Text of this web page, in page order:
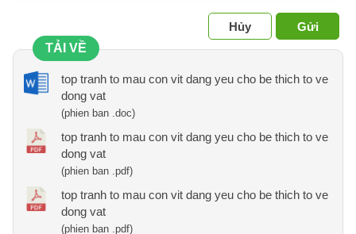
Hủy
Gửi
TẢI VỀ
top tranh to mau con vit dang yeu cho be thich to ve
dong vat
(phien ban .doc)
top tranh to mau con vit dang yeu cho be thich to ve
dong vat
(phien ban .pdf)
top tranh to mau con vit dang yeu cho be thich to ve
dong vat
(phien ban .pdf)